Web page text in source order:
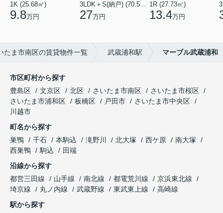
1K (25.68㎡)
9.8万円
3LDK＋S(納戸) (70.56㎡)
27万円
1R (27.73㎡)
13.4万円
たま市南区の賃貸物件一覧 武蔵浦和駅 マーブル武蔵浦和
市区町村から探す
豊島区
文京区 北区 さいたま市南区
さいたま市桜区
さいたま市浦和区
板橋区 戸田市
さいたま市中央区
川越市
町名から探す
巣鴨
千石 本駒込 滝野川 北大塚 西ケ原
南大塚
西巣鴨
駒込
田端
沿線から探す
都営三田線
山手線 南北線 都電荒川線
京浜東北線
埼京線
丸ノ内線 武蔵野線 東武東上線
高崎線
駅から探す